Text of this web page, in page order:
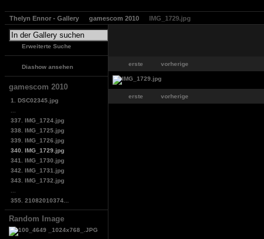
Thelyn Ennor - Gallery gamescom 2010 IMG_1729.jpg
Erweiterte Suche
Diashow ansehen
gamescom 2010
1. DSC02345.jpg
337. IMG_1724.jpg
338. IMG_1725.jpg
339. IMG_1726.jpg
340. IMG_1729.jpg
341. IMG_1730.jpg
342. IMG_1731.jpg
343. IMG_1732.jpg
355. 21082010374...
Random Image
erste vorherige
erste vorherige